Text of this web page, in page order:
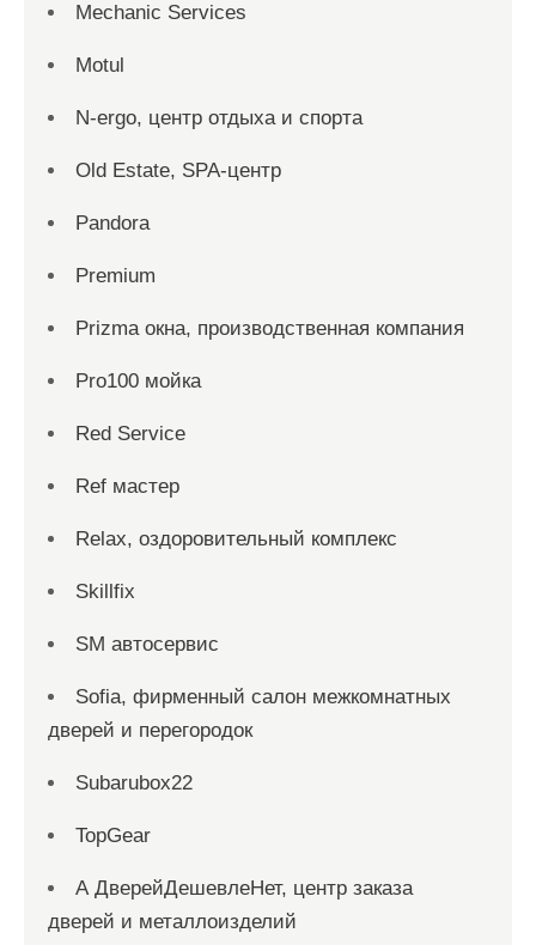
Mechanic Services
Motul
N-ergo, центр отдыха и спорта
Old Estate, SPA-центр
Pandora
Premium
Prizma окна, производственная компания
Pro100 мойка
Red Service
Ref мастер
Relax, оздоровительный комплекс
Skillfix
SM автосервис
Sofia, фирменный салон межкомнатных
дверей и перегородок
Subarubox22
TopGear
А ДверейДешевлеНет, центр заказа
дверей и металлоизделий